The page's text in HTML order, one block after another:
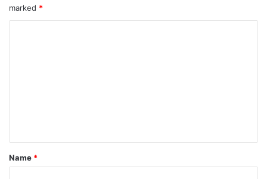
marked *
*
Name *